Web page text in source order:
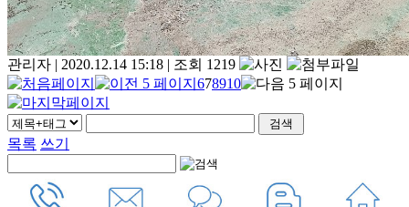
관리자 | 2020.12.14 15:18 | 조회 1219
678910
목록 쓰기